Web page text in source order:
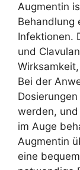
Augmentin
Behandlung
Infektionen.
und
Bei der
werden,
im Auge
Augmentin
eine